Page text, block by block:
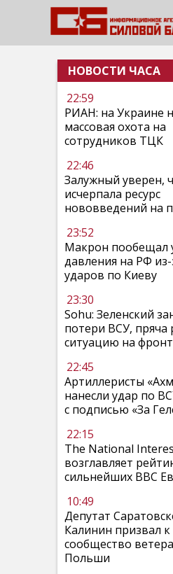
НОВОСТИ ЧАСА
22:59
РИАН: на Украине
массовая охота на
сотрудников ТЦК
22:46
Залужный уверен,
исчерпала ресурс
нововведений на
23:52
Макрон пообещал
давления на РФ
ударов по Киеву
23:30
Sohu: Зеленский
потери ВСУ, пряча
ситуацию на
22:45
Артиллеристы
нанесли удар по
с подписью «За
22:15
The National
возглавляет
сильнейших ВВС
10:49
Депутат
Калинин призвал к
сообщество
Польши